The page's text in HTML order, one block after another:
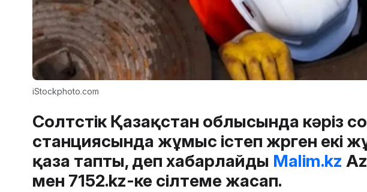
iStockphoto.com
Солтүстік Қазақстан облысында кәріз
станциясында жұмыс істеп жүрген екі
қаза тапты, деп хабарлайды Malim.kz
мен 7152.kz-ке сілтеме жасап.